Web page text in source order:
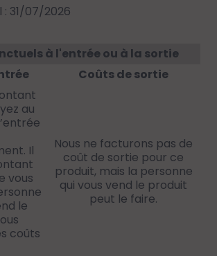
31/07/2026
à l'entrée ou à la sortie
Coûts de sortie
au
Il
vous
le
coûts
Nous ne facturons pas de
coût de sortie pour ce
produit, mais la personne
qui vous vend le produit
peut le faire.